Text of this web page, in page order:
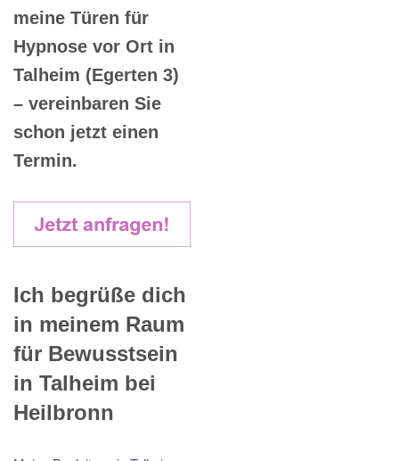
meine Türen für
Hypnose vor Ort in
Talheim (Egerten 3)
– vereinbaren Sie
schon jetzt einen
Termin.
Ich begrüße dich
in meinem Raum
für Bewusstsein
in Talheim bei
Heilbronn